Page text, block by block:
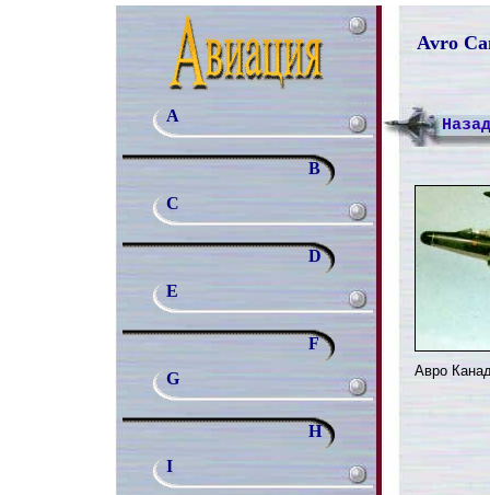
Avro
A
B
C
D
E
F
G
H
I
Назад
Авро